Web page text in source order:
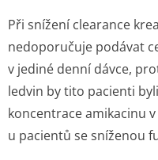
Při snížení clearance
nedoporučuje podávat
v jediné denní dávce,
ledvin by tito pacienti
koncentrace amikacinu
u pacientů se sníženou